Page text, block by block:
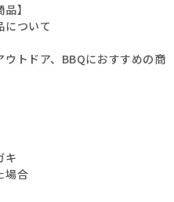
】
ついて
トドア、BBQにおすすめの商
キ
場合